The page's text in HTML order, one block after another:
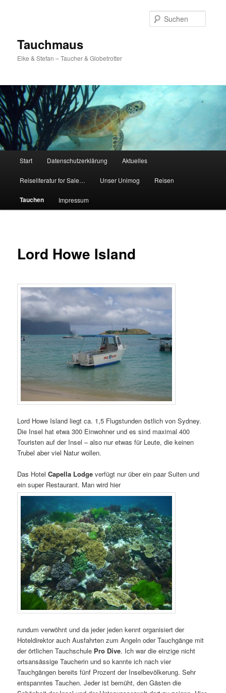
Tauchmaus
Elke & Stefan – Taucher & Globetrotter
Start Datenschutzerklärung Aktuelles
Reiseliteratur for Sale… Unser Unimog Reisen
Tauchen Impressum
Lord Howe Island
Lord Howe Island liegt ca. 1,5 Flugstunden östlich von Sydney.
Die Insel hat etwa 300 Einwohner und es sind maximal 400
Touristen auf der Insel – also nur etwas für Leute, die keinen
Trubel aber viel Natur wollen.
Das HotelCapella Lodgeverfügt nur über ein paar Suiten und
ein super Restaurant. Man wird hier
rundum verwöhnt und da jeder jeden kennt organisiert der
Hoteldirektor auch Ausfahrten zum Angeln oder Tauchgänge mit
der örtlichen Tauchschule Pro Dive. Ich war die einzige nicht
ortsansässige Taucherin und so kannte ich nach vier
Tauchgängen bereits fünf Prozent der Inselbevölkerung. Sehr
entspanntes Tauchen. Jeder ist bemüht, den Gästen die